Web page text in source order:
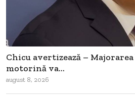
Chicu avertizează –
motorină va...
august 8, 2026